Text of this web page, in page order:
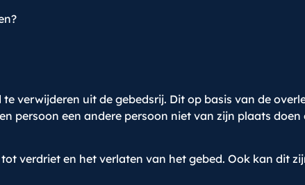
verwijderen uit de gebedsrij. Dit op basis van de
persoon een andere persoon niet van zijn plaats
verdriet en het verlaten van het gebed. Ook kan dit